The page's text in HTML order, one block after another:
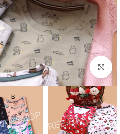
برای بزرگنمایی کلیک کنید